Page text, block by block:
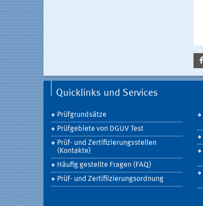
Quicklinks und Services
Prüfgrundsätze
Prüfgebiete von DGUV Test
Prüf- und Zertifizierungsstellen
(Kontakte)
Häufig gestellte Fragen (FAQ)
Prüf- und Zertifiizierungsordnung